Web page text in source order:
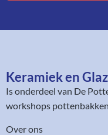
Keramiek en
Is onderdeel van De
workshops
Over ons